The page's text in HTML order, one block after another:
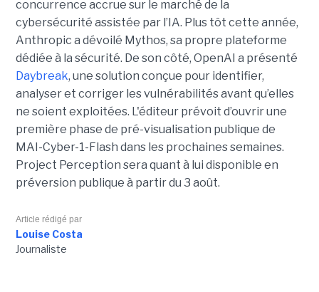
concurrence accrue sur le marché de la
cybersécurité assistée par l’IA. Plus tôt cette année,
Anthropic a dévoilé Mythos, sa propre plateforme
dédiée à la sécurité. De son côté, OpenAI a présenté
Daybreak, une solution conçue pour identifier,
analyser et corriger les vulnérabilités avant qu’elles
ne soient exploitées. L'éditeur prévoit d’ouvrir une
première phase de pré-visualisation publique de
MAI-Cyber-1-Flash dans les prochaines semaines.
Project Perception sera quant à lui disponible en
préversion publique à partir du 3 août.
Article rédigé par
Louise Costa
Journaliste